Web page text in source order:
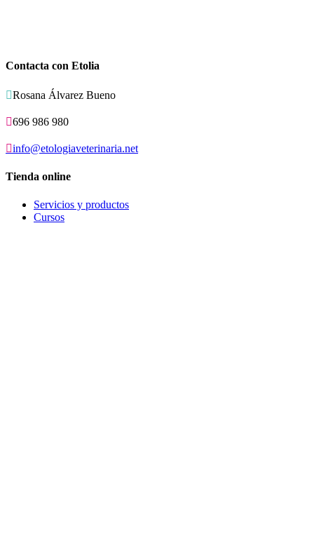
Contacta con Etolia
Rosana Álvarez Bueno
696 986 980
info@etologiaveterinaria.net
Tienda online
Servicios y productos
Cursos